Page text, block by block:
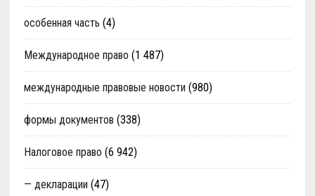
особенная часть (4)
Международное право (1 487)
международные правовые новости (980)
формы документов (338)
Налоговое право (6 942)
— декларации (47)